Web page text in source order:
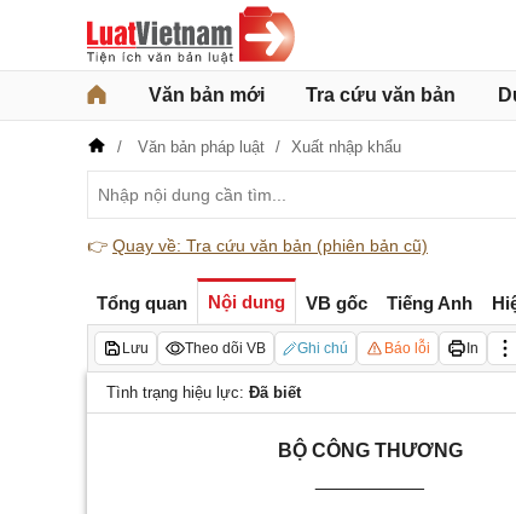
Văn bản mới Tra cứu văn bản
Văn bản pháp luật Xuất nhập khẩu
👉 Quay về: Tra cứu văn bản (phiên bản cũ)
Tổng quan Nội dung VB gốc Tiếng Anh
Lưu Theo dõi VB Ghi chú Báo lỗi In
Tình trạng hiệu lực: Đã biết
BỘ CÔNG THƯƠNG